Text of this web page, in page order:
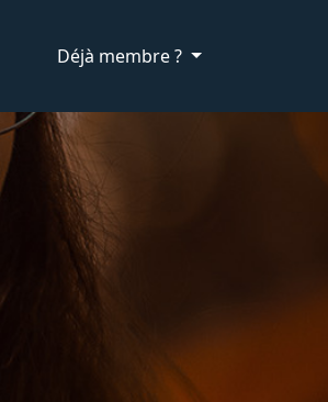
Déjà membre ?